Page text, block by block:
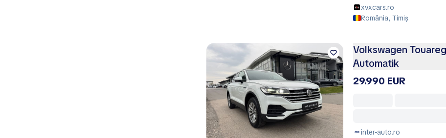
xvxcars.ro
România, Timiș
Volkswagen
Automatik
29.990 EUR
inter-auto.ro